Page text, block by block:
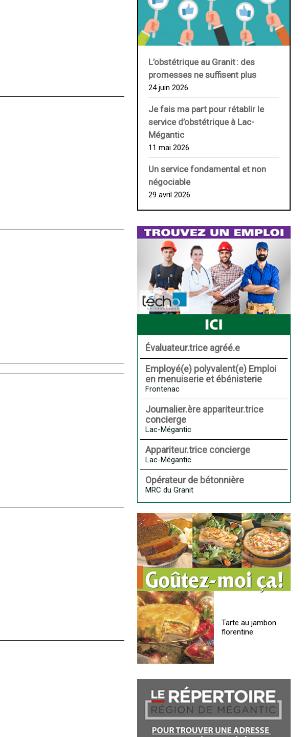
L’obstétrique au ­Granit : des
promesses ne suffisent plus
24 juin 2026
Je fais ma part pour rétablir le
service d’obstétrique à Lac-
Mégantic
11 mai 2026
Un service fondamental et non
négociable
29 avril 2026
Évaluateur.trice agréé.e
Employé(e) polyvalent(e) Emploi
en menuiserie et ébénisterie
Frontenac
Journalier.ère appariteur.trice
concierge
Lac-Mégantic
Appariteur.trice concierge
Lac-Mégantic
Opérateur de bétonnière
MRC du Granit
Tarte au jambon
florentine